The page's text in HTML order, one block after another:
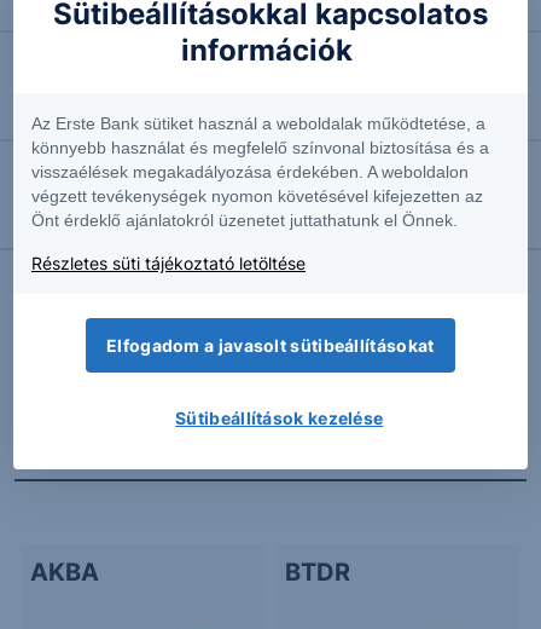
Négyhavi mélyponton a forint
EURUSD: munkapiaci jelentésre várva
2026.08.07. 10:37
Megint emelkedésben az olaj
További Erste elemzések
AKBA BTDR
Sütibeállításokkal kapcsolatos
információk
Az Erste Bank sütiket használ a weboldalak működtetése, a
könnyebb használat és megfelelő színvonal biztosítása és a
visszaélések megakadályozása érdekében. A weboldalon
végzett tevékenységek nyomon követésével kifejezetten az
Önt érdeklő ajánlatokról üzenetet juttathatunk el Önnek.
Részletes süti tájékoztató letöltése
Elfogadom a javasolt sütibeállításokat
Sütibeállítások kezelése